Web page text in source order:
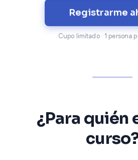
Registrarme
Cupo limitado · 1 persona
¿Para quién